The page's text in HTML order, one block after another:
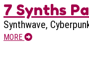
7 Synths
Synthwave,
MORE